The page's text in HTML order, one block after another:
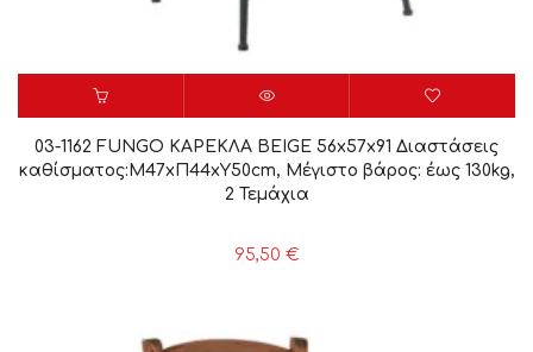
03-1162 FUNGO ΚΑΡΕΚΛΑ BEIGE 56x57x91 Διαστάσεις
καθίσματος:Μ47xΠ44xΥ50cm, Μέγιστο βάρος: έως 130kg,
2 Τεμάχια
95,50 €